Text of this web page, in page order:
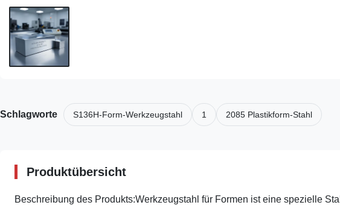
Schlagworte S136H-Form-Werkzeugstahl 1 2085 Plastikform-Stahl
Produktübersicht
Beschreibung des Produkts:Werkzeugstahl für Formen ist eine spezielle